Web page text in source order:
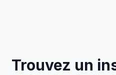
Trouvez un